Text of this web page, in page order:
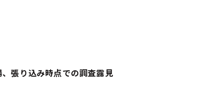
張り込み時点での調査露見